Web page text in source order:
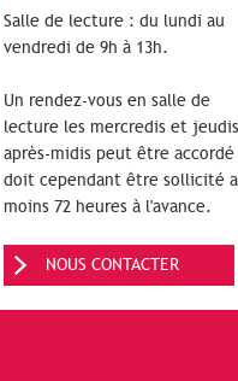
Salle de lecture : du lundi au
vendredi de 9h à 13h.
Un rendez-vous en salle de
lecture les mercredis et jeudis
après-midis peut être
doit cependant être sollicité
moins 72 heures à l'avance.
NOUS CONTACTER